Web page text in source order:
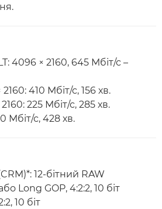
4096 × 2160, 645 Мбіт/с –
410 Мбіт/с, 156 хв.
225 Мбіт/с, 285 хв.
Мбіт/с, 428 хв.
12-бітний RAW
Long GOP, 4:2:2, 10 біт
10 біт